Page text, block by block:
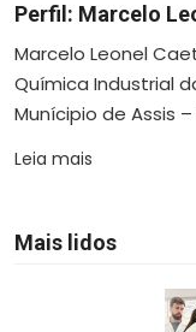
Perfil: Marcelo
Marcelo Leonel
Química Industrial
Munícipio de Assis –
Leia mais
Mais lidos